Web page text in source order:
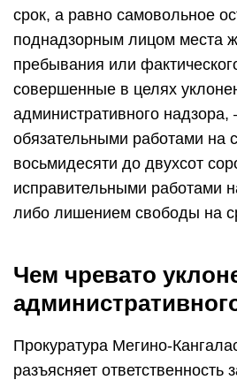
срок, а равно самовольное
поднадзорным лицом места
пребывания или
совершенные в целях
административного надзора,
обязательными работами на
восьмидесяти до двухсот
исправительными работами
либо лишением свободы на
Чем чревато
Прокуратура Мегино-
разъясняет ответственность